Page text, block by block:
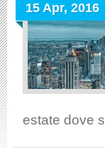
15 Apr, 2016
estate dove